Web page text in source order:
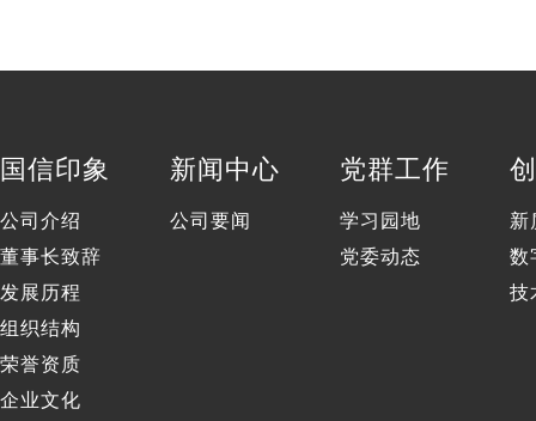
国信印象
公司介绍
董事长致辞
发展历程
组织结构
荣誉资质
企业文化
新闻中心
公司要闻
党群工作
学习园地
党委动态
新
数
技